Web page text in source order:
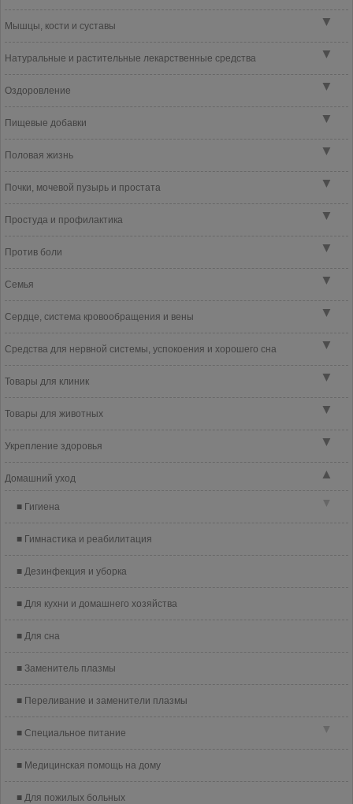
▼
Мышцы, кости и суставы
▼
Натуральные и растительные лекарственные средства
▼
Оздоровление
▼
Пищевые добавки
▼
Половая жизнь
▼
Почки, мочевой пузырь и простата
▼
Простуда и профилактика
▼
Против боли
▼
Семья
▼
Сердце, система кровообращения и вены
▼
Средства для нервной системы, успокоения и хорошего сна
▼
Товары для клиник
▼
Товары для животных
▼
Укрепление здоровья
▲
Домашний уход
▼
Гигиена
Гимнастика и реабилитация
Дезинфекция и уборка
Для кухни и домашнего хозяйства
Для сна
Заменитель плазмы
Переливание и заменители плазмы
▼
Специальное питание
Медицинская помощь на дому
Для пожилых больных